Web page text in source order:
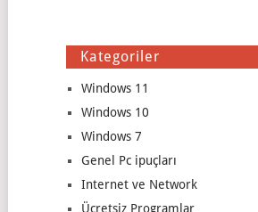
Kategoriler
Windows 11
Windows 10
Windows 7
Genel Pc ipuçları
Internet ve Network
Ücretsiz Programlar